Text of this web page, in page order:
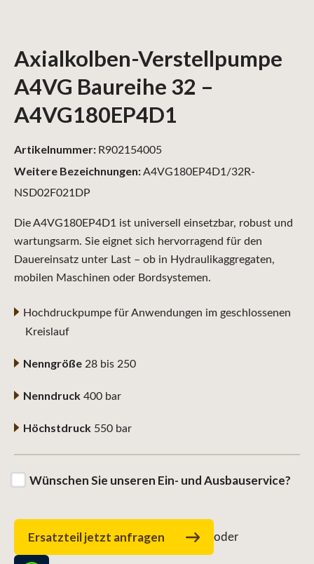
Axialkolben-Verstellpumpe
A4VG Baureihe 32 –
A4VG180EP4D1
Die A4VG180EP4D1 ist universell einsetzbar, robust und
wartungsarm. Sie eignet sich hervorragend für den
Dauereinsatz unter Last – ob in Hydraulikaggregaten,
mobilen Maschinen oder Bordsystemen.
Hochdruckpumpe für Anwendungen im geschlossenen
Kreislauf
Nenngröße 28 bis 250
Nenndruck 400 bar
Höchstdruck 550 bar
Wünschen Sie unseren Ein- und Ausbauservice?
Ersatzteil jetzt anfragen oder
Weitere Bezeichnungen:A4VG180EP4D1/32R-
NSD02F021DP
Artikelnummer: R902154005